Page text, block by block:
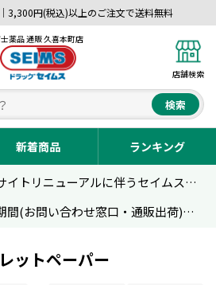
3,300円(税込)以上のご注文で送料無料
薬品 通販 久喜本町店
店舗検索
検索
新着商品 ランキング
【重要】サイトリニューアルに伴うセイムス通販のご利用について
夏季休業期間(お問い合わせ窓口・通販出荷)のお知らせ
ットペーパー